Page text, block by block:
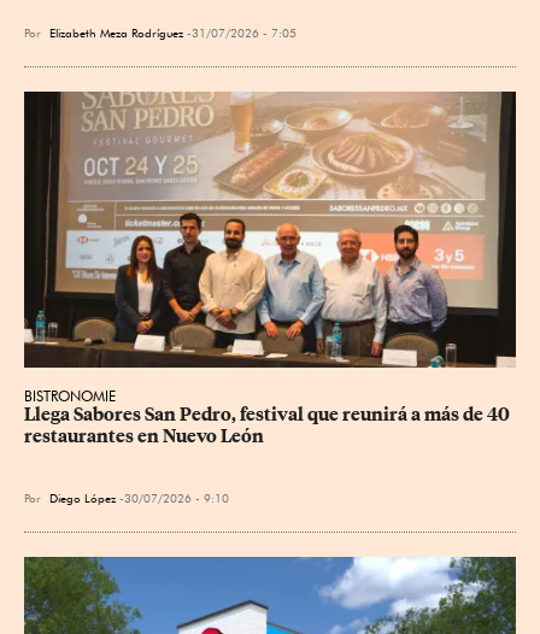
Por Elizabeth Meza Rodríguez 31/07/2026 - 7:05
BISTRONOMIE
Llega Sabores San Pedro, festival que reunirá a más de 40
restaurantes en Nuevo León
Por Diego López 30/07/2026 - 9:10